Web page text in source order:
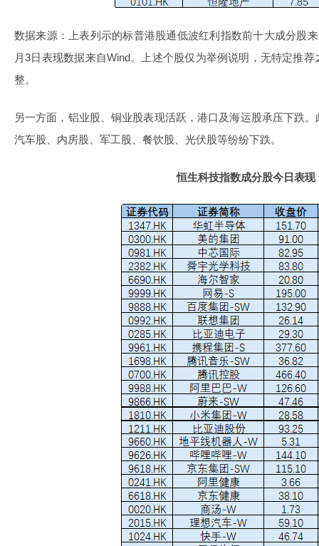
数据来源：上表列示的标普港股通低波红利指数前十大成分股
月3日表现数据来自Wind。上述个股仅为举例说明，无特定推
整。
另一方面，铝业股、铜业股表现活跃，港口及海运股承压下跌
汽车股、内房股、军工股、餐饮股、光伏股等纷纷下跌。
恒生科技指数成分股今日表现